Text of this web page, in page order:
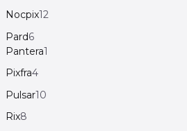
Nocpix12
Pard6
Pantera1
Pixfra4
Pulsar10
Rix8